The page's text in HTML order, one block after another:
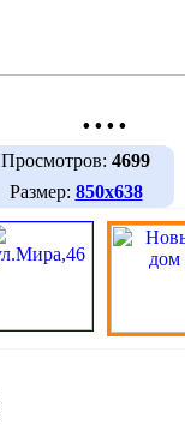
....
Просмотров: 4699
Размер: 850х638